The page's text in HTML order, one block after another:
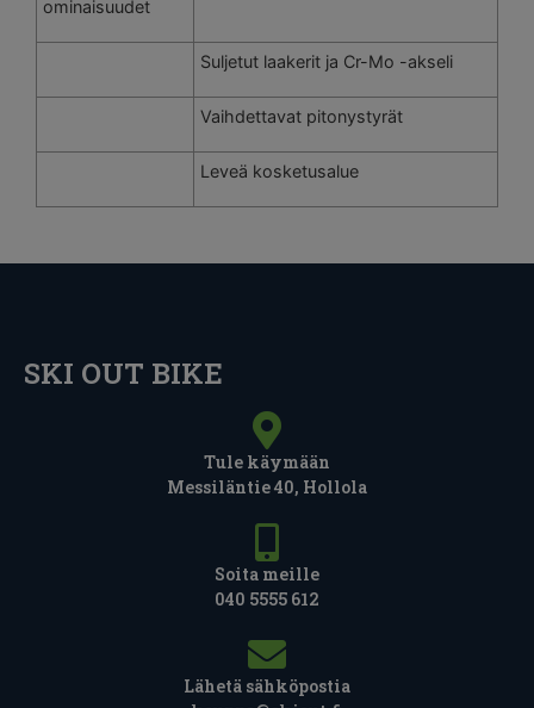
ominaisuudet
Suljetut laakerit ja Cr-Mo -akseli
Vaihdettavat pitonystyrät
Leveä kosketusalue
SKI OUT BIKE
Tule käymään
Messiläntie 40, Hollola
Soita meille
040 5555 612
Lähetä sähköpostia